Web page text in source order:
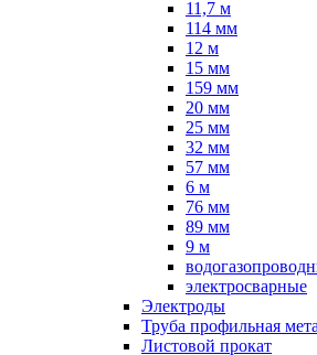
11,7 м
114 мм
12 м
15 мм
159 мм
20 мм
25 мм
32 мм
57 мм
6 м
76 мм
89 мм
9 м
электросварные
Электроды
Труба профильная
Листовой прокат